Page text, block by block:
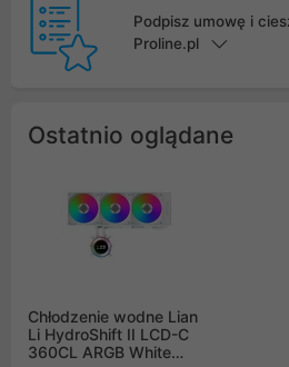
Podpisz umowę i
Proline.pl
Ostatnio oglądane
Chłodzenie wodne Lian
Li HydroShift II LCD-C
360CL ARGB White